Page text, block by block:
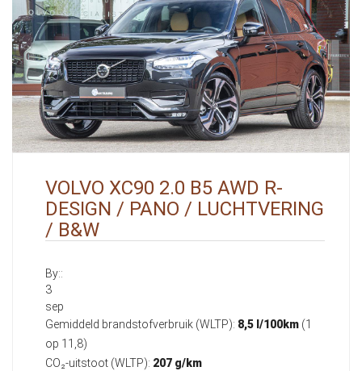
VOLVO XC90 2.0 B5 AWD R-
DESIGN / PANO / LUCHTVERING
/ B&W
By::
3
sep
Gemiddeld brandstofverbruik (WLTP): 8,5 l/100km (1
op 11,8)
CO₂-uitstoot (WLTP): 207 g/km